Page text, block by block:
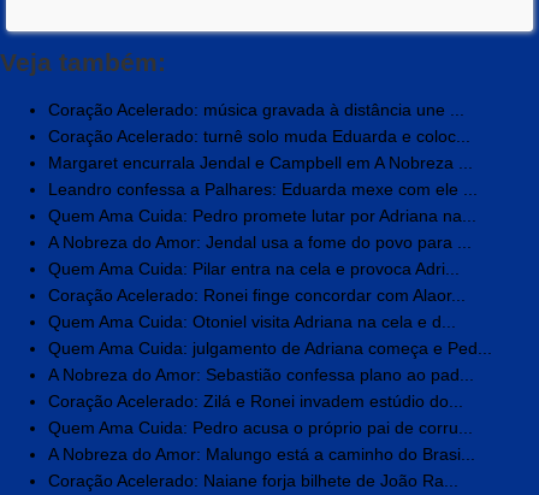
Veja também:
Coração Acelerado: música gravada à distância une ...
Coração Acelerado: turnê solo muda Eduarda e coloc...
Margaret encurrala Jendal e Campbell em A Nobreza ...
Leandro confessa a Palhares: Eduarda mexe com ele ...
Quem Ama Cuida: Pedro promete lutar por Adriana na...
A Nobreza do Amor: Jendal usa a fome do povo para ...
Quem Ama Cuida: Pilar entra na cela e provoca Adri...
Coração Acelerado: Ronei finge concordar com Alaor...
Quem Ama Cuida: Otoniel visita Adriana na cela e d...
Quem Ama Cuida: julgamento de Adriana começa e Ped...
A Nobreza do Amor: Sebastião confessa plano ao pad...
Coração Acelerado: Zilá e Ronei invadem estúdio do...
Quem Ama Cuida: Pedro acusa o próprio pai de corru...
A Nobreza do Amor: Malungo está a caminho do Brasi...
Coração Acelerado: Naiane forja bilhete de João Ra...